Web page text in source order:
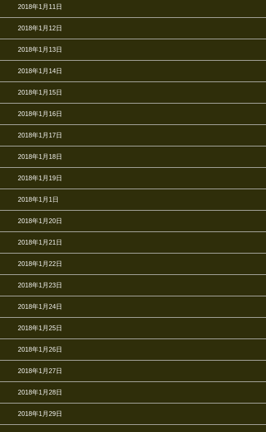
2018年1月11日
2018年1月12日
2018年1月13日
2018年1月14日
2018年1月15日
2018年1月16日
2018年1月17日
2018年1月18日
2018年1月19日
2018年1月1日
2018年1月20日
2018年1月21日
2018年1月22日
2018年1月23日
2018年1月24日
2018年1月25日
2018年1月26日
2018年1月27日
2018年1月28日
2018年1月29日